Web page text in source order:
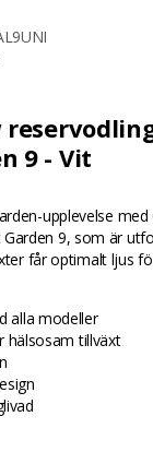
9 - Vit
upplevelse med
9, som är
får optimalt ljus
alla modeller
hälsosam tillväxt